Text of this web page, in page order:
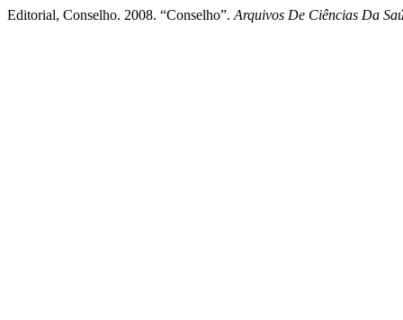
Editorial, Conselho. 2008. “Conselho”. Arquivos De Ciências Da